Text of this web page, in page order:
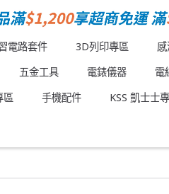
電路套件 3D列印專區
五金工具 電錶儀器
電
區 手機配件 KSS 凱士士